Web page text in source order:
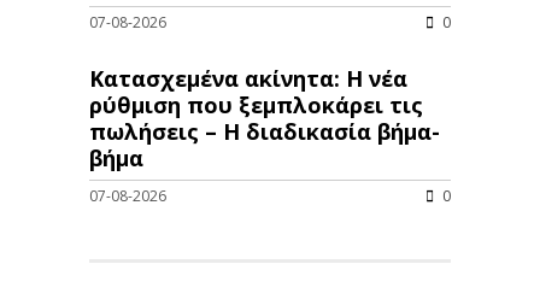
07-08-2026 0
Κατασχεμένα ακίνητα: Η νέα
ρύθμιση που ξεμπλοκάρει τις
πωλήσεις – Η διαδικασία βήμα-
βήμα
07-08-2026 0